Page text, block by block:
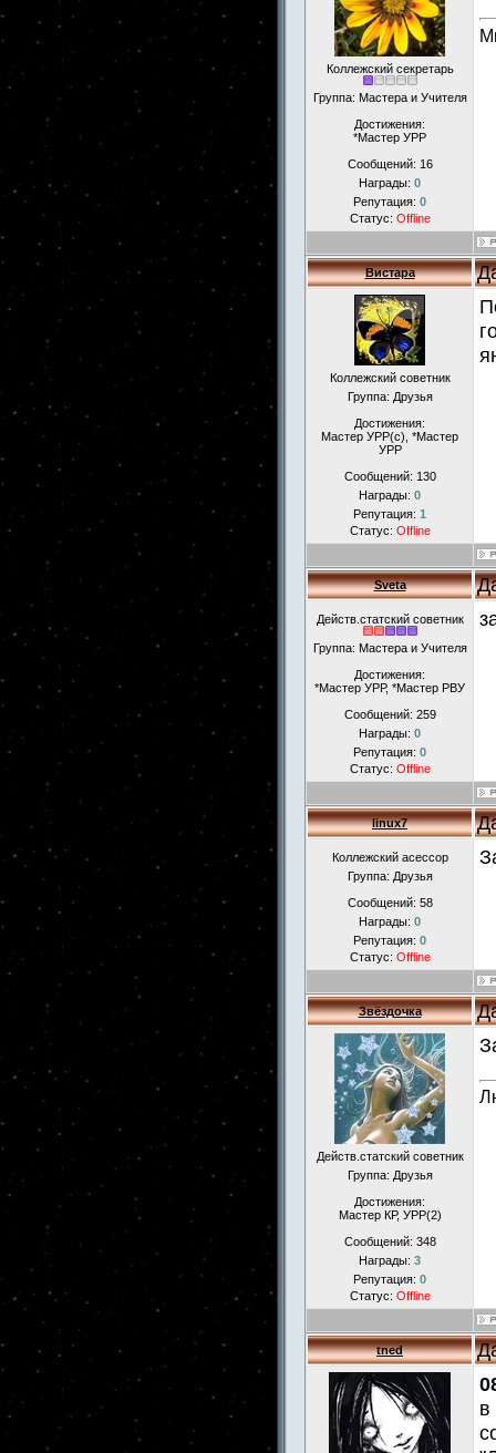
Коллежский секретарь
Группа: Мастера и Учителя
Достижения:
*Мастер УРР
Сообщений: 16
Награды: 0
Репутация: 0
Статус: Offline
Вистара
Коллежский советник
Группа: Друзья
Достижения:
Мастер УРР(с), *Мастер
УРР
Сообщений: 130
Награды: 0
Репутация: 1
Статус: Offline
Sveta
Действ.статский советник
Группа: Мастера и Учителя
Достижения:
*Мастер УРР, *Мастер РВУ
Сообщений: 259
Награды: 0
Репутация: 0
Статус: Offline
linux7
Коллежский асессор
Группа: Друзья
Сообщений: 58
Награды: 0
Репутация: 0
Статус: Offline
Звёздочка
Действ.статский советник
Группа: Друзья
Достижения:
Мастер КР, УРР(2)
Сообщений: 348
Награды: 3
Репутация: 0
Статус: Offline
tned
в